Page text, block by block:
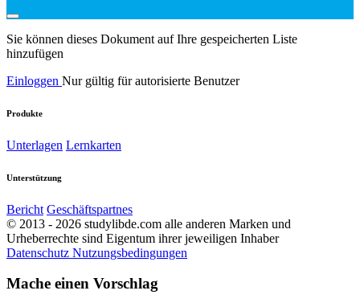
Sie können dieses Dokument auf Ihre gespeicherten Liste
hinzufügen
Einloggen Nur gültig für autorisierte Benutzer
Produkte
Unterlagen Lernkarten
Unterstützung
Bericht Geschäftspartnes
© 2013 - 2026 studylibde.com alle anderen Marken und
Urheberrechte sind Eigentum ihrer jeweiligen Inhaber
Datenschutz Nutzungsbedingungen
Mache einen Vorschlag